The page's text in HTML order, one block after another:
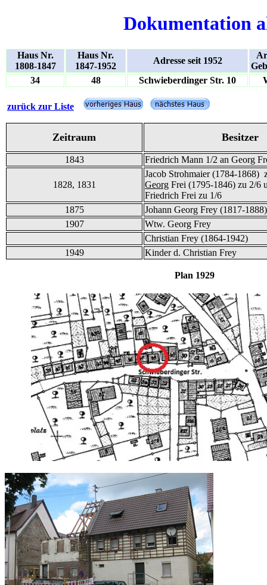
Dokumentation
Haus Nr.
1808-1847
Haus Nr.
1847-1952
Adresse seit 1952
34
48 Schwieberdinger Str. 10
zurück zur Liste
Zeitraum Besitzer
1843 Friedrich Mann 1/2 an Georg
1828, 1831
Jacob Strohmaier (1784-1868)
Georg Frei (1795-1846) zu 2/6
Friedrich Frei zu 1/6
1875
Johann Georg Frey (1817-1888)
1907
Wtw. Georg Frey
Christian Frey (1864-1942)
1949
Kinder d. Christian Frey
Plan